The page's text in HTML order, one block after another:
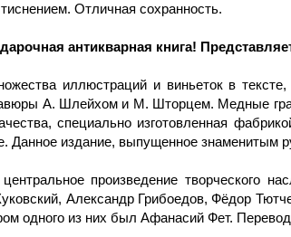
Отличная сохранность.
антикварная книга!
иллюстраций и виньеток в
А. Шлейхом и М. Шторцем. Медные
специально изготовленная
Данное издание, выпущенное знаменитым
произведение творческого
Александр Грибоедов, Фёдор
одного из них был Афанасий Фет.